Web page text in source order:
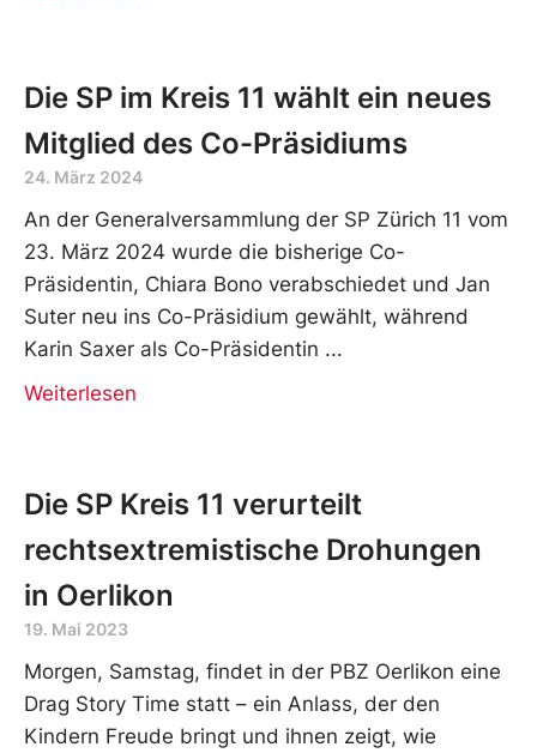
Die SP im Kreis 11 wählt ein neues
Mitglied des Co-Präsidiums
24. März 2024
An der Generalversammlung der SP Zürich 11 vom
23. März 2024 wurde die bisherige Co-
Präsidentin, Chiara Bono verabschiedet und Jan
Suter neu ins Co-Präsidium gewählt, während
Karin Saxer als Co-Präsidentin
Weiterlesen
Die SP Kreis 11 verurteilt
rechtsextremistische Drohungen
in Oerlikon
19. Mai 2023
Morgen, Samstag, findet in der PBZ Oerlikon eine
Drag Story Time statt – ein Anlass, der den
Kindern Freude bringt und ihnen zeigt, wie